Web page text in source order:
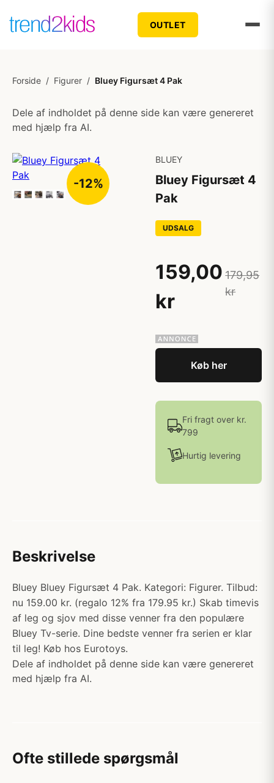
OUTLET
Forside / Figurer / Bluey Figursæt 4 Pak
Dele af indholdet på denne side kan være genereret
med hjælp fra AI.
-12%
BLUEY
Bluey Figursæt 4
Pak
UDSALG
159,00
kr
179,95
kr
Køb her
Fri fragt over kr.
799
Hurtig levering
Beskrivelse
Bluey Bluey Figursæt 4 Pak. Kategori: Figurer. Tilbud:
nu 159.00 kr. (regalo 12% fra 179.95 kr.) Skab timevis
af leg og sjov med disse venner fra den populære
Bluey Tv-serie. Dine bedste venner fra serien er klar
til leg! Køb hos Eurotoys.
Dele af indholdet på denne side kan være genereret
med hjælp fra AI.
Ofte stillede spørgsmål